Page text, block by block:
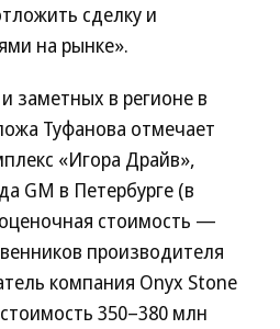
сделку и
на рынке».
заметных в регионе в
Туфанова отмечает
«Игора Драйв»,
GM в Петербурге (в
стоимость —
производителя
компания Onyx Stone
350–380 млн